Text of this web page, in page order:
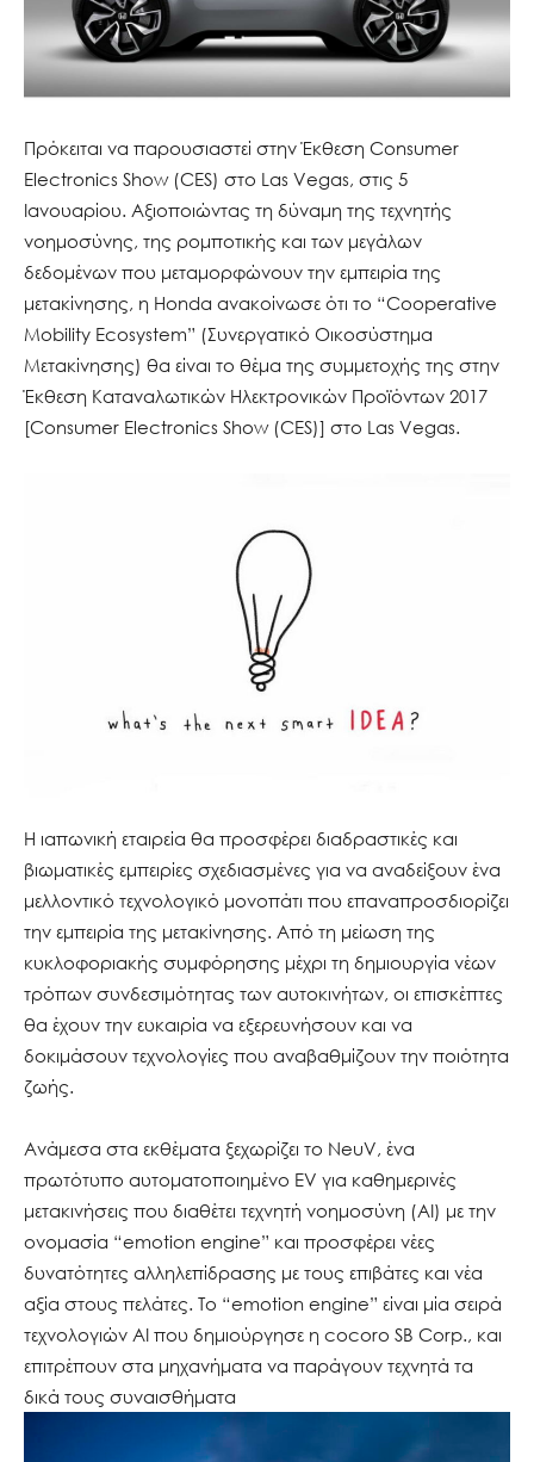
Πρόκειται να παρουσιαστεί στην Έκθεση Consumer
Electronics Show (CES) στο Las Vegas, στις 5
Ιανουαρίου. Αξιοποιώντας τη δύναμη της τεχνητής
νοημοσύνης, της ρομποτικής και των μεγάλων
δεδομένων που μεταμορφώνουν την εμπειρία της
μετακίνησης, η Honda ανακοίνωσε ότι το “Cooperative
Mobility Ecosystem” (Συνεργατικό Οικοσύστημα
Μετακίνησης) θα είναι το θέμα της συμμετοχής της στην
Έκθεση Καταναλωτικών Ηλεκτρονικών Προϊόντων 2017
[Consumer Electronics Show (CES)] στο Las Vegas.
Η ιαπωνική εταιρεία θα προσφέρει διαδραστικές και
βιωματικές εμπειρίες σχεδιασμένες για να αναδείξουν ένα
μελλοντικό τεχνολογικό μονοπάτι που επαναπροσδιορίζει
την εμπειρία της μετακίνησης. Από τη μείωση της
κυκλοφοριακής συμφόρησης μέχρι τη δημιουργία νέων
τρόπων συνδεσιμότητας των αυτοκινήτων, οι επισκέπτες
θα έχουν την ευκαιρία να εξερευνήσουν και να
δοκιμάσουν τεχνολογίες που αναβαθμίζουν την ποιότητα
ζωής.
Ανάμεσα στα εκθέματα ξεχωρίζει το NeuV, ένα
πρωτότυπο αυτοματοποιημένο EV για καθημερινές
μετακινήσεις που διαθέτει τεχνητή νοημοσύνη (AI) με την
ονομασία “emotion engine” και προσφέρει νέες
δυνατότητες αλληλεπίδρασης με τους επιβάτες και νέα
αξία στους πελάτες. Το “emotion engine” είναι μία σειρά
τεχνολογιών ΑΙ που δημιούργησε η cocoro SB Corp., και
επιτρέπουν στα μηχανήματα να παράγουν τεχνητά τα
δικά τους συναισθήματα